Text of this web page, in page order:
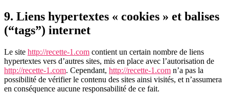
9. Liens hypertextes « cookies » et balises
(“tags”) internet
Le site http://recette-1.com contient un certain nombre de liens
hypertextes vers d’autres sites, mis en place avec l’autorisation de
http://recette-1.com. Cependant, http://recette-1.com n’a pas la
possibilité de vérifier le contenu des sites ainsi visités, et n’assumera
en conséquence aucune responsabilité de ce fait.